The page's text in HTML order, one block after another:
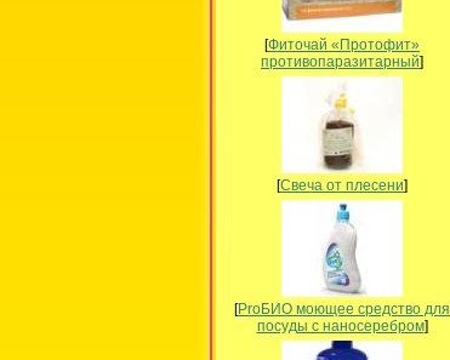
[Фиточай «Протофит»
противопаразитарный]
[Свеча от плесени]
[ProБИО моющее средство для
посуды c наносеребром]